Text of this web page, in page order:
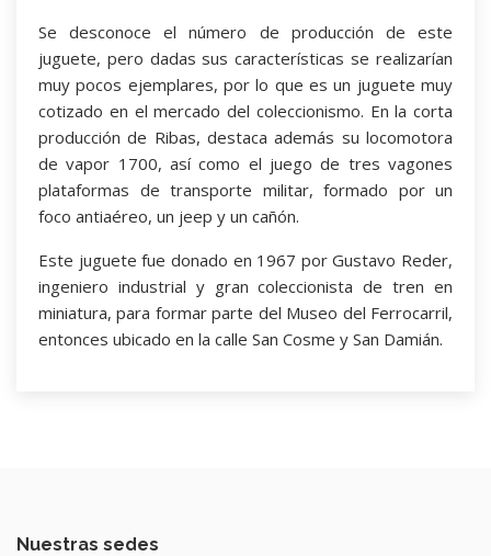
Se desconoce el número de producción de este
juguete, pero dadas sus características se realizarían
muy pocos ejemplares, por lo que es un juguete muy
cotizado en el mercado del coleccionismo. En la corta
producción de Ribas, destaca además su locomotora
de vapor 1700, así como el juego de tres vagones
plataformas de transporte militar, formado por un
foco antiaéreo, un jeep y un cañón.
Este juguete fue donado en 1967 por Gustavo Reder,
ingeniero industrial y gran coleccionista de tren en
miniatura, para formar parte del Museo del Ferrocarril,
entonces ubicado en la calle San Cosme y San Damián.
Nuestras sedes